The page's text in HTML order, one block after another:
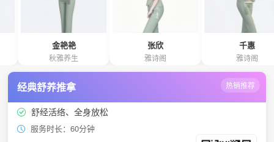
经典舒养推拿 热销推荐
舒经活络、全身放松
服务时长：60分钟